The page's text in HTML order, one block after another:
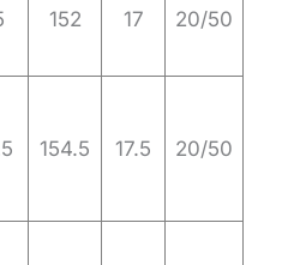
152 17 20/50
154.5 17.5 20/50